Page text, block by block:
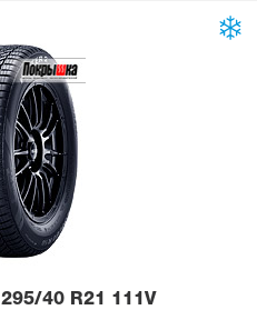
295/40 R21 111V